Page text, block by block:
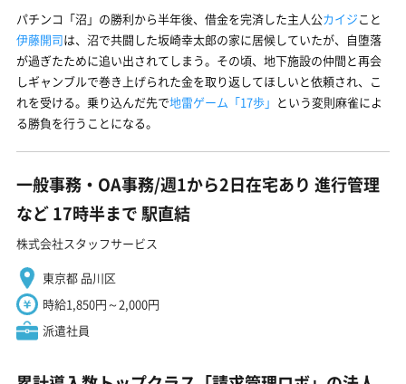
パチンコ「沼」の勝利から半年後、借金を完済した主人公カイジこと
伊藤開司は、沼で共闘した坂崎幸太郎の家に居候していたが、自堕落
が過ぎたために追い出されてしまう。その頃、地下施設の仲間と再会
しギャンブルで巻き上げられた金を取り返してほしいと依頼され、こ
れを受ける。乗り込んだ先で地雷ゲーム「17歩」 という変則麻雀によ
る勝負を行うことになる。
一般事務・OA事務/週1から2日在宅あり 進行管理
など 17時半まで 駅直結
株式会社スタッフサービス
東京都 品川区
時給1,850円～2,000円
派遣社員